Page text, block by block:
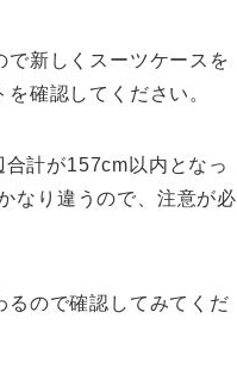
で新しくスーツケースを
確認してください。
計が157cm以内となっ
なり違うので、注意が必
るので確認してみてくだ